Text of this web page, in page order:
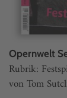
Opernwelt
Rubrik:
von Tom